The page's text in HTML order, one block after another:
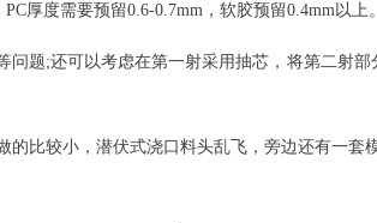
厚度需要预留0.6-0.7mm，软胶预留0.4mm以上。
题;还可以考虑在第一射采用抽芯，将第二射
比较小，潜伏式浇口料头乱飞，旁边还有一